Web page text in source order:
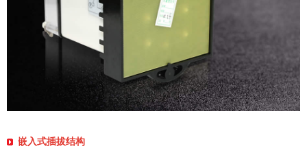
嵌入式插拔结构